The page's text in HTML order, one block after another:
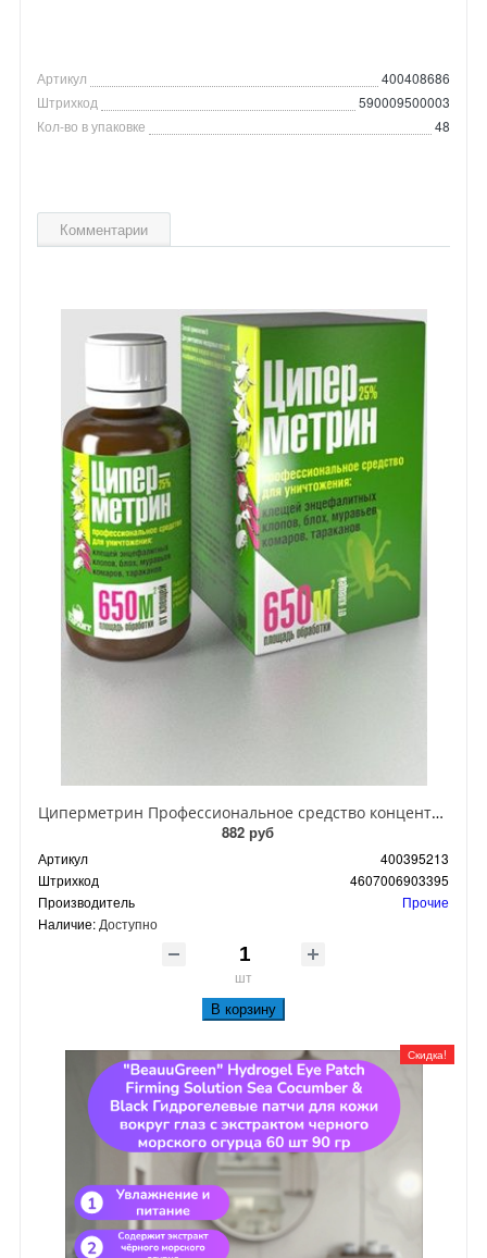
Артикул
400408686
Штрихкод
590009500003
Кол-во в упаковке
48
Комментарии
Циперметрин Профессиональное средство концентрат эмульсии 25% для уничтожения тараканов, мух,комаров, блох, клопов, муравьев, ос 50 мл
882 руб
Артикул
400395213
Штрихкод
4607006903395
Производитель
Прочие
Наличие: Доступно
шт
В корзину
Скидка!